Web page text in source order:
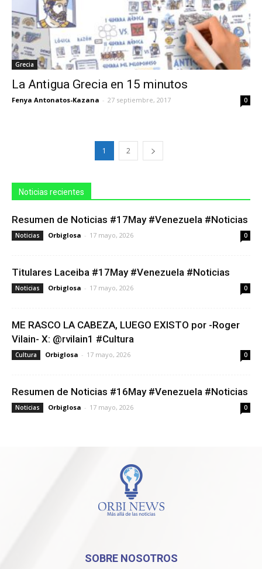
Grecia
La Antigua Grecia en 15 minutos
Fenya Antonatos-Kazana - 27 septiembre, 2017 0
1 2
Noticias recientes
Resumen de Noticias #17May #Venezuela #Noticias
Noticias Orbiglosa - 17 mayo, 2026 0
Titulares Laceiba #17May #Venezuela #Noticias
Noticias Orbiglosa - 17 mayo, 2026 0
ME RASCO LA CABEZA, LUEGO EXISTO por -Roger
Vilain- X: @rvilain1 #Cultura
Cultura Orbiglosa - 17 mayo, 2026 0
Resumen de Noticias #16May #Venezuela #Noticias
Noticias Orbiglosa - 17 mayo, 2026 0
SOBRE NOSOTROS